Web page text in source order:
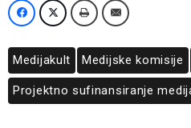
Medijakult Medijske komisije
Projektno sufinansiranje